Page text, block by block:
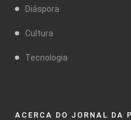
Diáspora
Cultura
Tecnologia
ACERCA DO JORNAL DA